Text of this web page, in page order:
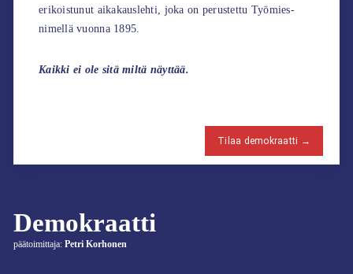
Demokraatti
päätoimittaja: Petri Korhonen
erikoistunut aikakauslehti, joka on perustettu Työmies-
nimellä vuonna 1895.
Kaikki ei ole sitä miltä näyttää.
Tilaa demokraatti →